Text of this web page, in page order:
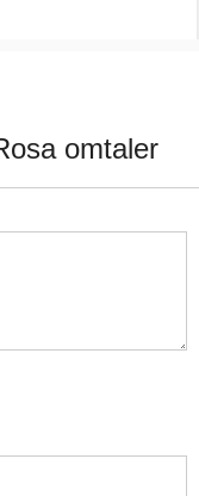
omtaler